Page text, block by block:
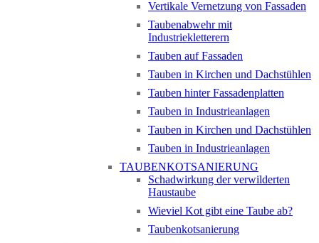
Vertikale Vernetzung von Fassaden
Taubenabwehr mit
Industriekletterern
Tauben auf Fassaden
Tauben in Kirchen und Dachstühlen
Tauben hinter Fassadenplatten
Tauben in Industrieanlagen
Tauben in Kirchen und Dachstühlen
Tauben in Industrieanlagen
TAUBENKOTSANIERUNG
Schadwirkung der verwilderten
Haustaube
Wieviel Kot gibt eine Taube ab?
Taubenkotsanierung